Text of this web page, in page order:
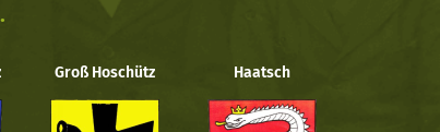
Groß Hoschütz Haatsch